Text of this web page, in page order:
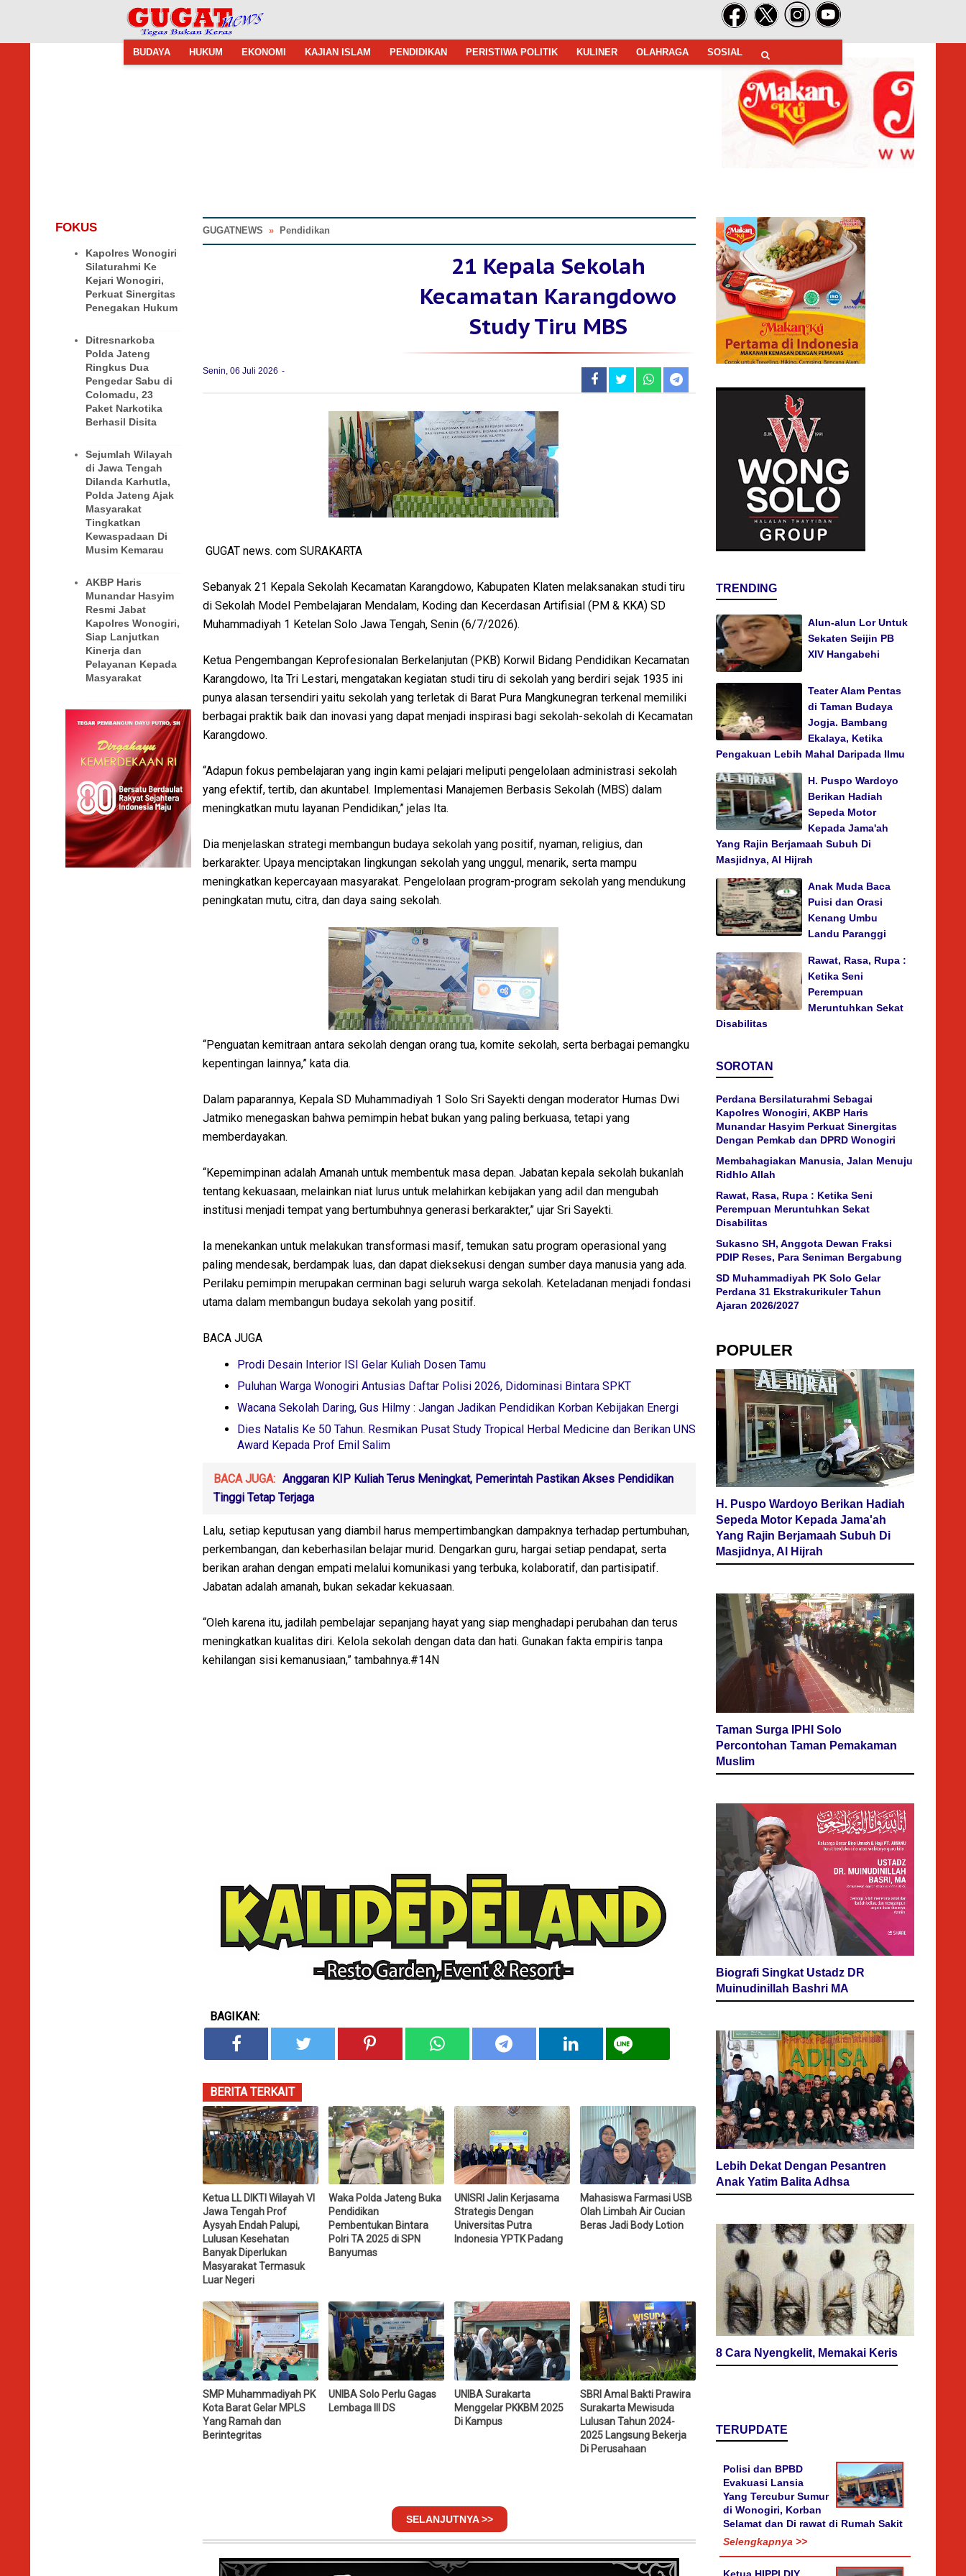
BUDAYA HUKUM EKONOMI KAJIAN ISLAM PENDIDIKAN PERISTIWA POLITIK KULINER OLAHRAGA SOSIAL
FOKUS
Kapolres Wonogiri
Silaturahmi Ke
Kejari Wonogiri,
Perkuat Sinergitas
Penegakan Hukum
Ditresnarkoba
Polda Jateng
Ringkus Dua
Pengedar Sabu di
Colomadu, 23
Paket Narkotika
Berhasil Disita
Sejumlah Wilayah
di Jawa Tengah
Dilanda Karhutla,
Polda Jateng Ajak
Masyarakat
Tingkatkan
Kewaspadaan Di
Musim Kemarau
AKBP Haris
Munandar Hasyim
Resmi Jabat
Kapolres Wonogiri,
Siap Lanjutkan
Kinerja dan
Pelayanan Kepada
Masyarakat
GUGATNEWS » Pendidikan
21 Kepala Sekolah
Kecamatan Karangdowo
Study Tiru MBS
Senin, 06 Juli 2026
GUGAT news. com SURAKARTA
Sebanyak 21 Kepala Sekolah Kecamatan Karangdowo, Kabupaten Klaten melaksanakan studi tiru
di Sekolah Model Pembelajaran Mendalam, Koding dan Kecerdasan Artifisial (PM & KKA) SD
Muhammadiyah 1 Ketelan Solo Jawa Tengah, Senin (6/7/2026).
Ketua Pengembangan Keprofesionalan Berkelanjutan (PKB) Korwil Bidang Pendidikan Kecamatan
Karangdowo, Ita Tri Lestari, mengatakan kegiatan studi tiru di sekolah yang berdiri sejak 1935 ini
punya alasan tersendiri yaitu sekolah yang terletak di Barat Pura Mangkunegran terkenal memiliki
berbagai praktik baik dan inovasi yang dapat menjadi inspirasi bagi sekolah-sekolah di Kecamatan
Karangdowo.
“Adapun fokus pembelajaran yang ingin kami pelajari meliputi pengelolaan administrasi sekolah
yang efektif, tertib, dan akuntabel. Implementasi Manajemen Berbasis Sekolah (MBS) dalam
meningkatkan mutu layanan Pendidikan,” jelas Ita.
Dia menjelaskan strategi membangun budaya sekolah yang positif, nyaman, religius, dan
berkarakter. Upaya menciptakan lingkungan sekolah yang unggul, menarik, serta mampu
meningkatkan kepercayaan masyarakat. Pengelolaan program-program sekolah yang mendukung
peningkatan mutu, citra, dan daya saing sekolah.
“Penguatan kemitraan antara sekolah dengan orang tua, komite sekolah, serta berbagai pemangku
kepentingan lainnya,” kata dia.
Dalam paparannya, Kepala SD Muhammadiyah 1 Solo Sri Sayekti dengan moderator Humas Dwi
Jatmiko menegaskan bahwa pemimpin hebat bukan yang paling berkuasa, tetapi yang
memberdayakan.
“Kepemimpinan adalah Amanah untuk membentuk masa depan. Jabatan kepala sekolah bukanlah
tentang kekuasaan, melainkan niat lurus untuk melahirkan kebijakan yang adil dan mengubah
institusi menjadi tempat yang bertumbuhnya generasi berkarakter,” ujar Sri Sayekti.
Ia menekankan untuk melakukan transformasi masif, temukan satu program operasional yang
paling mendesak, berdampak luas, dan dapat dieksekusi dengan sumber daya manusia yang ada.
Perilaku pemimpin merupakan cerminan bagi seluruh warga sekolah. Keteladanan menjadi fondasi
utama dalam membangun budaya sekolah yang positif.
BACA JUGA
Prodi Desain Interior ISI Gelar Kuliah Dosen Tamu
Puluhan Warga Wonogiri Antusias Daftar Polisi 2026, Didominasi Bintara SPKT
Wacana Sekolah Daring, Gus Hilmy : Jangan Jadikan Pendidikan Korban Kebijakan Energi
Dies Natalis Ke 50 Tahun. Resmikan Pusat Study Tropical Herbal Medicine dan Berikan UNS
Award Kepada Prof Emil Salim
BACA JUGA: Anggaran KIP Kuliah Terus Meningkat, Pemerintah Pastikan Akses Pendidikan
Tinggi Tetap Terjaga
Lalu, setiap keputusan yang diambil harus mempertimbangkan dampaknya terhadap pertumbuhan,
perkembangan, dan keberhasilan belajar murid. Dengarkan guru, hargai setiap pendapat, serta
berikan arahan dengan empati melalui komunikasi yang terbuka, kolaboratif, dan partisipatif.
Jabatan adalah amanah, bukan sekadar kekuasaan.
“Oleh karena itu, jadilah pembelajar sepanjang hayat yang siap menghadapi perubahan dan terus
meningkatkan kualitas diri. Kelola sekolah dengan data dan hati. Gunakan fakta empiris tanpa
kehilangan sisi kemanusiaan,” tambahnya.#14N
BAGIKAN:
BERITA TERKAIT
Ketua LL DIKTI Wilayah VI
Jawa Tengah Prof
Aysyah Endah Palupi,
Lulusan Kesehatan
Banyak Diperlukan
Masyarakat Termasuk
Luar Negeri
Waka Polda Jateng Buka
Pendidikan
Pembentukan Bintara
Polri TA 2025 di SPN
Banyumas
UNISRI Jalin Kerjasama
Strategis Dengan
Universitas Putra
Indonesia YPTK Padang
Mahasiswa Farmasi USB
Olah Limbah Air Cucian
Beras Jadi Body Lotion
SMP Muhammadiyah PK
Kota Barat Gelar MPLS
Yang Ramah dan
Berintegritas
UNIBA Solo Perlu Gagas
Lembaga III DS
UNIBA Surakarta
Menggelar PKKBM 2025
Di Kampus
SBRI Amal Bakti Prawira
Surakarta Mewisuda
Lulusan Tahun 2024-
2025 Langsung Bekerja
Di Perusahaan
SELANJUTNYA >>
TRENDING
Alun-alun Lor Untuk
Sekaten Seijin PB
XIV Hangabehi
Teater Alam Pentas
di Taman Budaya
Jogja. Bambang
Ekalaya, Ketika
Pengakuan Lebih Mahal Daripada Ilmu
H. Puspo Wardoyo
Berikan Hadiah
Sepeda Motor
Kepada Jama'ah
Yang Rajin Berjamaah Subuh Di
Masjidnya, Al Hijrah
Anak Muda Baca
Puisi dan Orasi
Kenang Umbu
Landu Paranggi
Rawat, Rasa, Rupa :
Ketika Seni
Perempuan
Meruntuhkan Sekat
Disabilitas
SOROTAN
Perdana Bersilaturahmi Sebagai
Kapolres Wonogiri, AKBP Haris
Munandar Hasyim Perkuat Sinergitas
Dengan Pemkab dan DPRD Wonogiri
Membahagiakan Manusia, Jalan Menuju
Ridhlo Allah
Rawat, Rasa, Rupa : Ketika Seni
Perempuan Meruntuhkan Sekat
Disabilitas
Sukasno SH, Anggota Dewan Fraksi
PDIP Reses, Para Seniman Bergabung
SD Muhammadiyah PK Solo Gelar
Perdana 31 Ekstrakurikuler Tahun
Ajaran 2026/2027
POPULER
H. Puspo Wardoyo Berikan Hadiah
Sepeda Motor Kepada Jama'ah
Yang Rajin Berjamaah Subuh Di
Masjidnya, Al Hijrah
Taman Surga IPHI Solo
Percontohan Taman Pemakaman
Muslim
Biografi Singkat Ustadz DR
Muinudinillah Bashri MA
Lebih Dekat Dengan Pesantren
Anak Yatim Balita Adhsa
8 Cara Nyengkelit, Memakai Keris
TERUPDATE
Polisi dan BPBD
Evakuasi Lansia
Yang Tercubur Sumur
di Wonogiri, Korban
Selamat dan Di rawat di Rumah Sakit
Selengkapnya >>
Ketua HIPPI DIY